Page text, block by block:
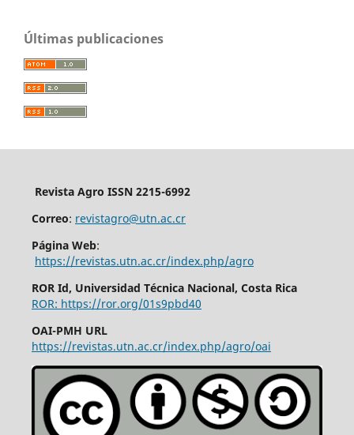
Últimas publicaciones
Revista Agro ISSN 2215-6992
Correo: revistagro@utn.ac.cr
Página Web:
https://revistas.utn.ac.cr/index.php/agro
ROR Id, Universidad Técnica Nacional, Costa Rica
ROR: https://ror.org/01s9pbd40
OAI-PMH URL
https://revistas.utn.ac.cr/index.php/agro/oai